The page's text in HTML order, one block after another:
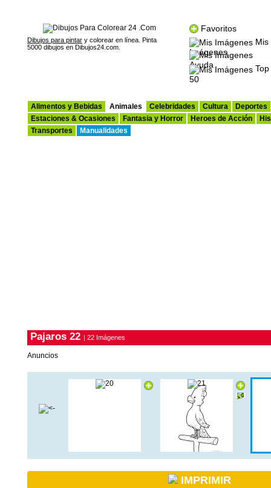
Dibujos para pintar y colorear en línea. Pinta
5000 dibujos en Dibujos24.com.
Favoritos
Mis
Imágenes
Ayuda
Top
50
Alimentos y Bebidas Animales Celebridades Cultura
Deportes
Estaciones & Ocasiones
Fantasia y Horror Heroes de Acción
Transportes
Manualidades
Pajaros 22 | 22 Imágenes
Anuncios
IMPRIMIR